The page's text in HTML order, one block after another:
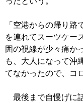
「空港からの帰り路
を連れてスーツケー
囲の視線が少々痛か
も、大人になって沖
てなかったので、コ
最後まで自慢げに